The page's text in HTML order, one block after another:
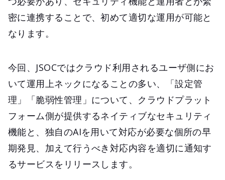
密に連携することで、初めて適切な運用が可能と
なります。
今回、JSOCではクラウド利用されるユーザ側にお
いて運用上ネックになることの多い、「設定管
理」「脆弱性管理」について、クラウドプラット
フォーム側が提供するネイティブなセキュリティ
機能と、独自のAIを用いて対応が必要な個所の早
期発見、加えて行うべき対応内容を適切に通知す
るサービスをリリースします。